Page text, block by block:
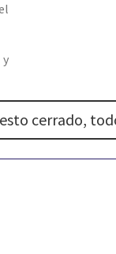
cerrado,